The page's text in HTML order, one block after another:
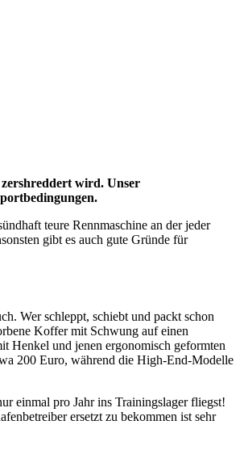
zershreddert wird. Unser
teure Rennmaschine an der jeder
gibt es auch gute Gründe für
Wer schleppt, schiebt und packt schon
Koffer mit Schwung auf einen
Henkel und jenen ergonomisch geformten
200 Euro, während die High-End-Modelle
einmal pro Jahr ins Trainingslager fliegst!
ersetzt zu bekommen ist sehr